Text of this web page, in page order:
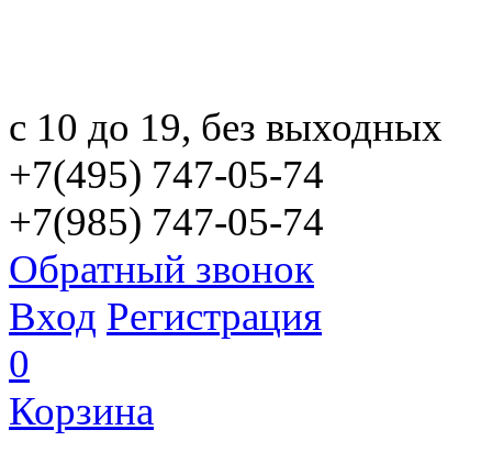
с 10 до 19, без выходных
+7(495) 747-05-74
+7(985) 747-05-74
Обратный звонок
Вход Регистрация
0
Корзина